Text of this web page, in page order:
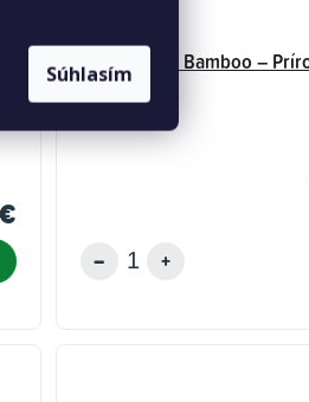
Súhlasím
Madagascar Bamboo –